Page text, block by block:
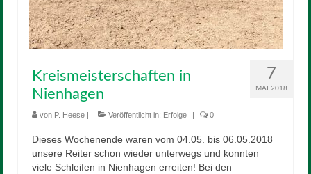
7
MAI 2018
Kreismeisterschaften in
Nienhagen
von P. Heese | Veröffentlicht in: Erfolge | 0
Dieses Wochenende waren vom 04.05. bis 06.05.2018
unsere Reiter schon wieder unterwegs und konnten
viele Schleifen in Nienhagen erreiten! Bei den